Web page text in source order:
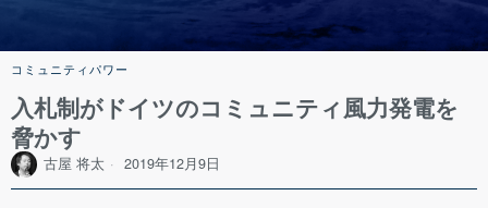
コミュニティパワー
入札制がドイツのコミュニティ風力発電を
脅かす
古屋 将太 2019年12月9日